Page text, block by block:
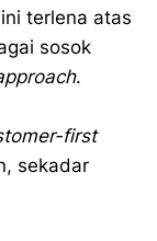
terlena atas
sosok
.
first
sekadar